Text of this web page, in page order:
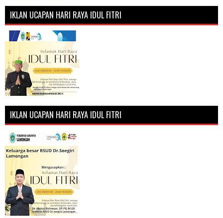
IKLAN UCAPAN HARI RAYA IDUL FITRI
IKLAN UCAPAN HARI RAYA IDUL FITRI